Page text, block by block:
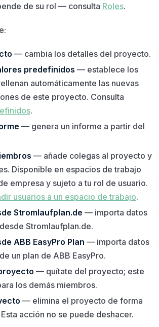
de su rol — consulta Roles.
— cambia los detalles del proyecto.
predefinidos — establece los
automáticamente las nuevas
de este proyecto. Consulta
.
— genera un informe a partir del
— añade colegas al proyecto y
Disponible en espacios de trabajo
empresa y sujeto a tu rol de usuario.
usuarios a un espacio de trabajo.
Stromlaufplan.de — importa datos
Stromlaufplan.de.
ABB EasyPro Plan — importa datos
un plan de ABB EasyPro.
— quítate del proyecto; este
los demás miembros.
— elimina el proyecto de forma
acción no se puede deshacer.